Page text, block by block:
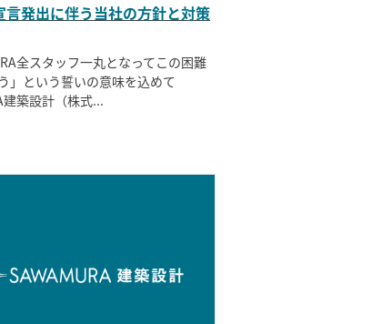
言発出に伴う当社の方針と対策
全スタッフ一丸となってこの困難
」という誓いの意味を込めて
建築設計（株式...